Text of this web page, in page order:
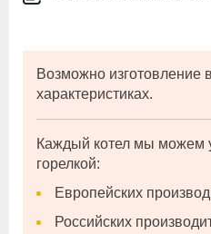
Возможно изготовление
характеристиках.
Каждый котел мы можем
горелкой:
Европейских
Российских